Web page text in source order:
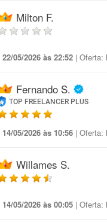
Milton F.
22/05/2026 às 22:52 | Oferta:
Fernando S.
TOP FREELANCER PLUS
14/05/2026 às 10:56 | Oferta:
Willames S.
14/05/2026 às 00:05 | Oferta: